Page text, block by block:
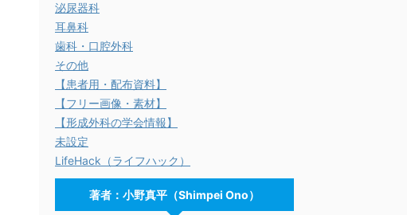
泌尿器科
耳鼻科
歯科・口腔外科
その他
【患者用・配布資料】
【フリー画像・素材】
【形成外科の学会情報】
未設定
LifeHack（ライフハック）
著者：小野真平（Shimpei Ono）